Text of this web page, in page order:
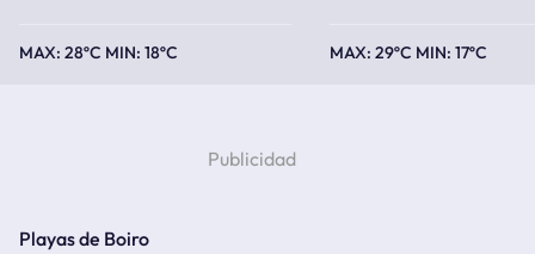
28ºC 18ºC 29ºC 17ºC
Playas de Boiro